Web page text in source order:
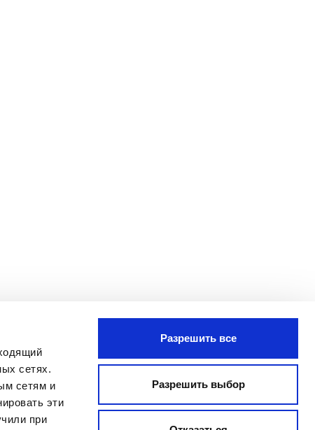
сетях.
сетям и
эти
при
Разрешить все
Разрешить выбор
ПОДПИСАТЬСЯ
Я прочитал Заявление о
конфиденциальности и даю согласие
на обработку моих персональных
данных с целью получения
бюллетеня, отправленного